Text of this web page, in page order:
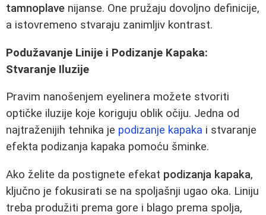
tamnoplave nijanse. One pružaju dovoljno definicije,
a istovremeno stvaraju zanimljiv kontrast.
Podužavanje Linije i Podizanje Kapaka:
Stvaranje Iluzije
Pravim nanošenjem eyelinera možete stvoriti
optičke iluzije koje koriguju oblik očiju. Jedna od
najtraženijih tehnika je podizanje kapaka i stvaranje
efekta podizanja kapaka pomoću šminke.
Ako želite da postignete efekat podizanja kapaka,
ključno je fokusirati se na spoljašnji ugao oka. Liniju
treba produžiti prema gore i blago prema spolja,